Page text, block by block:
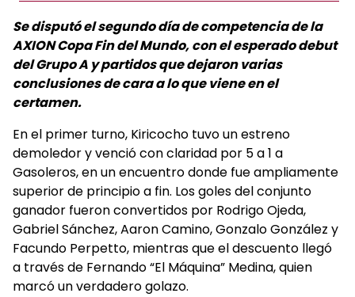
Se disputó el segundo día de competencia de la
AXION Copa Fin del Mundo, con el esperado debut
del Grupo A y partidos que dejaron varias
conclusiones de cara a lo que viene en el
certamen.
En el primer turno, Kiricocho tuvo un estreno
demoledor y venció con claridad por 5 a 1 a
Gasoleros, en un encuentro donde fue ampliamente
superior de principio a fin. Los goles del conjunto
ganador fueron convertidos por Rodrigo Ojeda,
Gabriel Sánchez, Aaron Camino, Gonzalo González y
Facundo Perpetto, mientras que el descuento llegó
a través de Fernando “El Máquina” Medina, quien
marcó un verdadero golazo.